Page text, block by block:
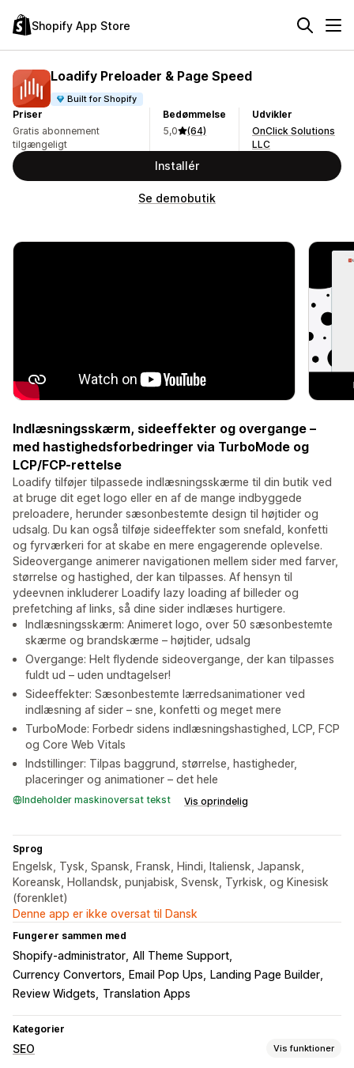
Shopify App Store
Loadify Preloader & Page Speed
Built for Shopify
Priser
Gratis abonnement
tilgængeligt
Bedømmelse
5,0
(64)
Udvikler
OnClick Solutions
LLC
Installér
Se demobutik
Indlæsningsskærm, sideeffekter og overgange –
med hastighedsforbedringer via TurboMode og
LCP/FCP-rettelse
Loadify tilføjer tilpassede indlæsningsskærme til din butik ved
at bruge dit eget logo eller en af de mange indbyggede
preloadere, herunder sæsonbestemte design til højtider og
udsalg. Du kan også tilføje sideeffekter som snefald, konfetti
og fyrværkeri for at skabe en mere engagerende oplevelse.
Sideovergange animerer navigationen mellem sider med farver,
størrelse og hastighed, der kan tilpasses. Af hensyn til
ydeevnen inkluderer Loadify lazy loading af billeder og
prefetching af links, så dine sider indlæses hurtigere.
Indlæsningsskærm: Animeret logo, over 50 sæsonbestemte
skærme og brandskærme – højtider, udsalg
Overgange: Helt flydende sideovergange, der kan tilpasses
fuldt ud – uden undtagelser!
Sideeffekter: Sæsonbestemte lærredsanimationer ved
indlæsning af sider – sne, konfetti og meget mere
TurboMode: Forbedr sidens indlæsningshastighed, LCP, FCP
og Core Web Vitals
Indstillinger: Tilpas baggrund, størrelse, hastigheder,
placeringer og animationer – det hele
Indeholder maskinoversat tekst Vis oprindelig
Sprog
Engelsk, Tysk, Spansk, Fransk, Hindi, Italiensk, Japansk,
Koreansk, Hollandsk, punjabisk, Svensk, Tyrkisk, og Kinesisk
(forenklet)
Denne app er ikke oversat til Dansk
Fungerer sammen med
Shopify-administrator All Theme Support
Currency Convertors
Email Pop Ups
Landing Page Builder
Review Widgets
Translation Apps
Kategorier
SEO Vis funktioner